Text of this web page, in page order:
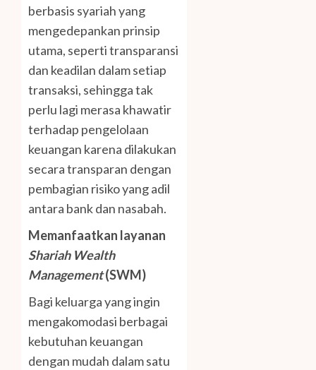
berbasis syariah yang
mengedepankan prinsip
utama, seperti transparansi
dan keadilan dalam setiap
transaksi, sehingga tak
perlu lagi merasa khawatir
terhadap pengelolaan
keuangan karena dilakukan
secara transparan dengan
pembagian risiko yang adil
antara bank dan nasabah.
Memanfaatkan layanan
Shariah Wealth
Management(SWM)
Bagi keluarga yang ingin
mengakomodasi berbagai
kebutuhan keuangan
dengan mudah dalam satu